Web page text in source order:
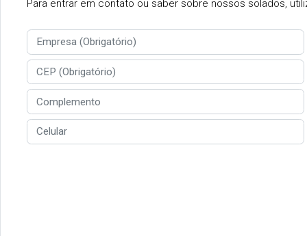
Para entrar em contato ou saber sobre nossos solados,